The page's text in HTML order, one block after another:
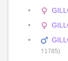
†1785)